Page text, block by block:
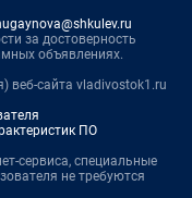
за достоверность
объявлениях.
веб-сайта vladivostok1.ru
ПО
сервиса, специальные
не требуются